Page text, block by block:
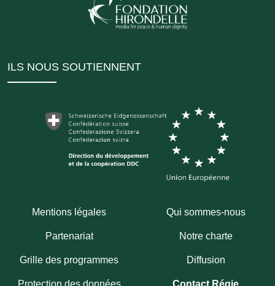
ILS NOUS SOUTIENNENT
Mentions légales Qui sommes-nous
Partenariat Notre charte
Grille des programmes Diffusion
Protection des données Contact Régie